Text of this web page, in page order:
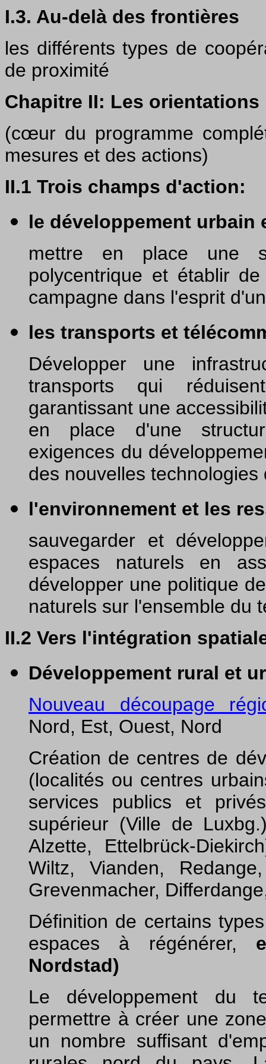
I.3. Au-delà des frontières
les différents types de
de proximité
Chapitre II: Les
(cœur du programme
mesures et des actions)
II.1 Trois champs d'action:
le développement urbain
mettre en place une
polycentrique et établir
campagne dans l'esprit
les transports et
Développer une
transports qui
garantissant une
en place d'une
exigences du
des nouvelles technologies
l'environnement et les
sauvegarder et
espaces naturels en
développer une politique
naturels sur l'ensemble du
II.2 Vers l'intégration
Développement rural et
Nouveau découpage
Nord, Est, Ouest, Nord
Création de centres de
(localités ou centres
services publics et
supérieur (Ville de
Alzette, Ettelbrück-
Wiltz, Vianden,
Grevenmacher,
Définition de certains
espaces à régénérer,
Nordstad)
Le développement du
permettre à créer une
un nombre suffisant